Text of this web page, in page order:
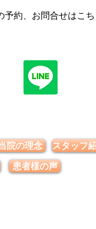
予約、お問合せはこ
院の理念
スタッフ
患者様の声